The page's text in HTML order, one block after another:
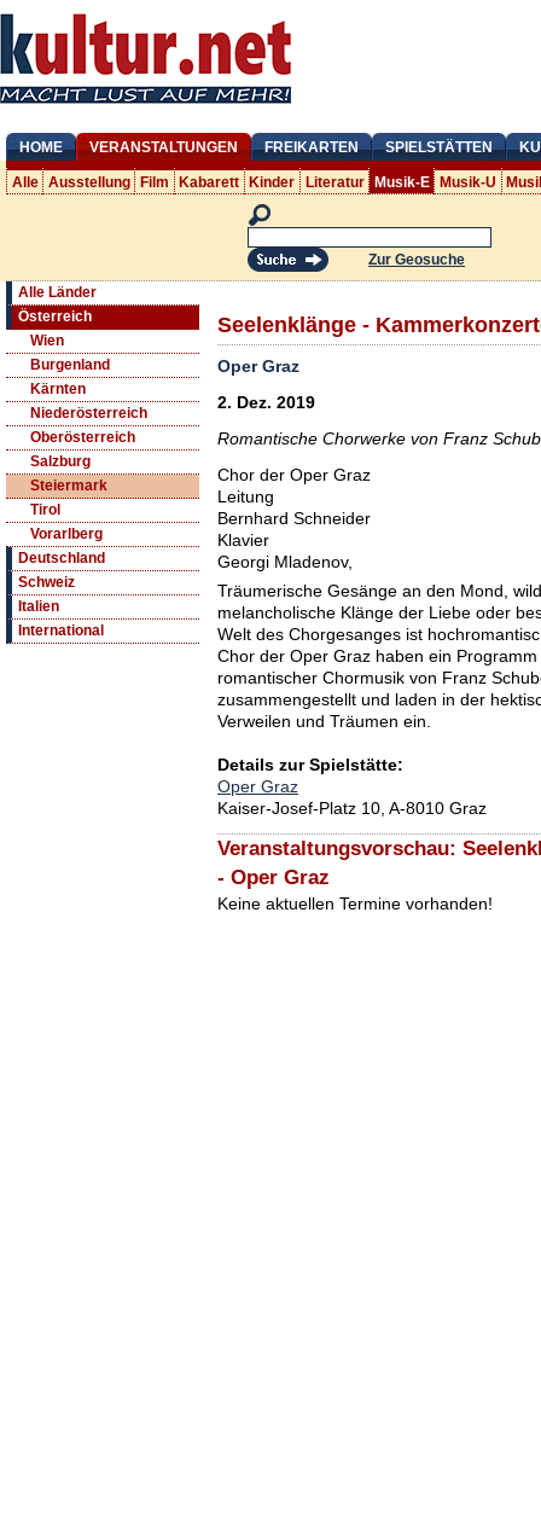
HOME VERANSTALTUNGEN FREIKARTEN SPIELSTÄTTEN
Alle Ausstellung Film Kabarett Kinder Literatur Musik-E Musik-U
Zur Geosuche
Alle Länder
Österreich
Wien
Burgenland
Kärnten
Niederösterreich
Oberösterreich
Salzburg
Steiermark
Tirol
Vorarlberg
Deutschland
Schweiz
Italien
International
Seelenklänge -
Oper Graz
2. Dez. 2019
Romantische Chorwerke von Franz
Chor der Oper Graz
Leitung
Bernhard Schneider
Klavier
Georgi Mladenov,
Träumerische Gesänge an den Mond,
melancholische Klänge der Liebe oder
Welt des Chorgesanges ist
Chor der Oper Graz haben ein
romantischer Chormusik von Franz
zusammengestellt und laden in der
Verweilen und Träumen ein.
Details zur Spielstätte:
Oper Graz
Kaiser-Josef-Platz 10, A-8010 Graz
Veranstaltungsvorschau:
- Oper Graz
Keine aktuellen Termine vorhanden!